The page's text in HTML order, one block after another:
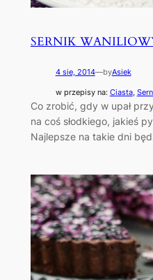
SERNIK
4 sie, 2014—byAsiek
w przepisy na: Ciasta,
Co zrobić, gdy w upał
na coś słodkiego, jakieś
Najlepsze na takie dni